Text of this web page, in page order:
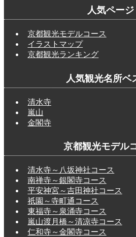
人気ページ
京都観光モデルコース
イラストマップ
京都観光ランキング
人気観光名所ベ
清水寺
嵐山
金閣寺
京都観光モデル
清水寺～八坂神社コース
南禅寺～銀閣寺コース
平安神宮～吉田神社コース
祇園～寺町通コース
東福寺～泉涌寺コース
嵐山渡月橋～清凉寺コース
仁和寺～金閣寺コース